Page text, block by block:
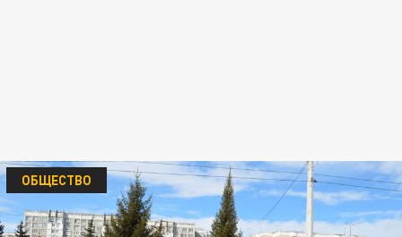
ОБЩЕСТВО